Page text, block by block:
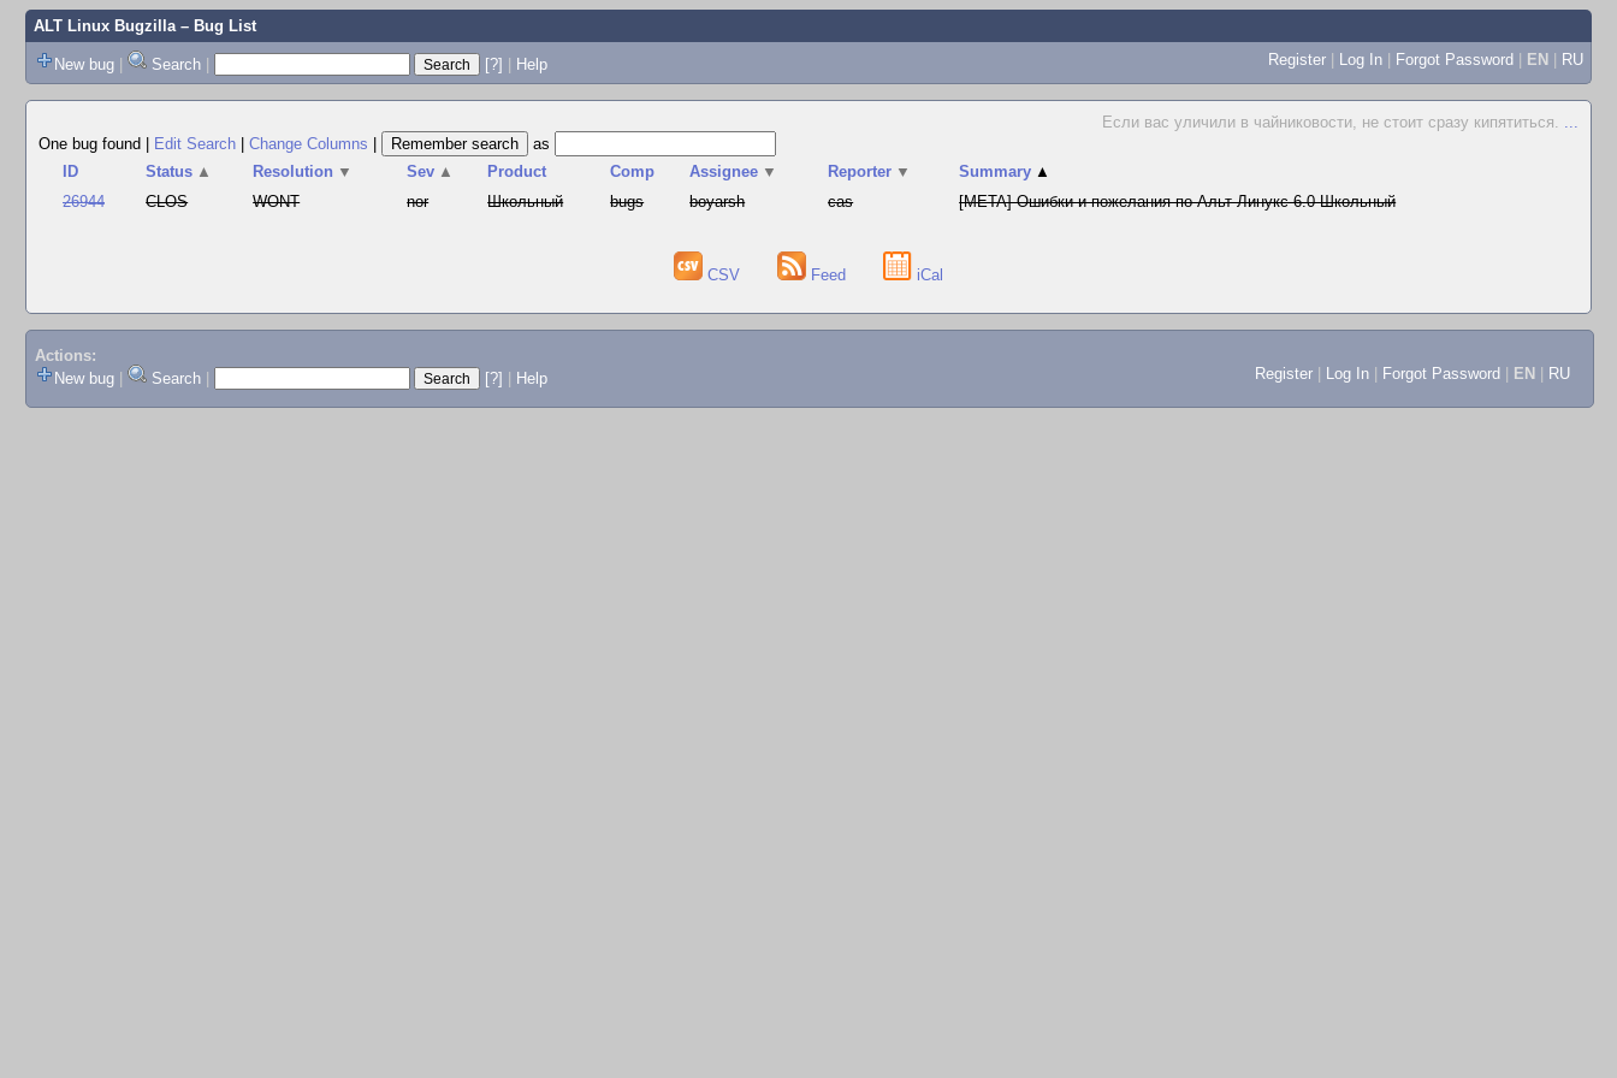
ALT Linux Bugzilla– Bug List
New bug | Search | [?] | Help Register | Log In | Forgot Password | EN | RU
Если вас уличили в чайниковости, не стоит сразу кипятиться. ...
One bug found
Edit Search Change Columns
as
ID
Status ▲ Resolution ▼ Sev ▲ Product Comp Assignee ▼ Reporter ▼ Summary ▲
26944
CLOS WONT nor Школьный bugs boyarsh cas [META] Ошибки и пожелания по Альт Линукс 6.0 Школьный
CSV Feed iCal
Actions:
New bug
Search [?] Help Register Log In Forgot Password EN RU